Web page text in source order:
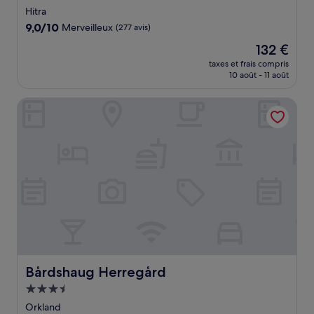
4.0 étoiles
Hitra
9.0
9,0/10 Merveilleux (277 avis)
Le
nouveau
prix
de
132 €
132 €
taxes et frais compris
10 août - 11 août
Bårdshaug Herregård
Bårdshaug Herregård
Hébergement
3.5 étoiles
Orkland